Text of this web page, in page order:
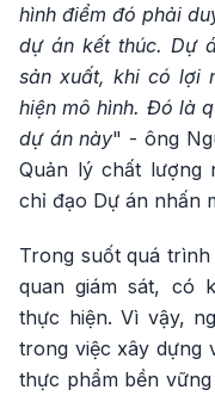
hình điểm đó phải
dự án kết thúc. Dự
sản xuất, khi có lợi
hiện mô hình. Đó là
dự án này" - ông
Quản lý chất lượng
chỉ đạo Dự án nhấn
Trong suốt quá
quan giám sát, có
thực hiện. Vì vậy,
trong việc xây dựng
thực phẩm bền